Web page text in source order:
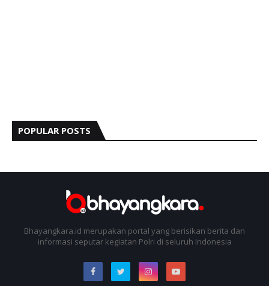
POPULAR POSTS
Bhayangkara.id merupakan portal yang berisikan berita dan
informasi seputar kegiatan Polri di seluruh Indonesia